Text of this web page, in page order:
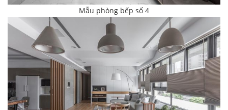
Mẫu phòng bếp số 4